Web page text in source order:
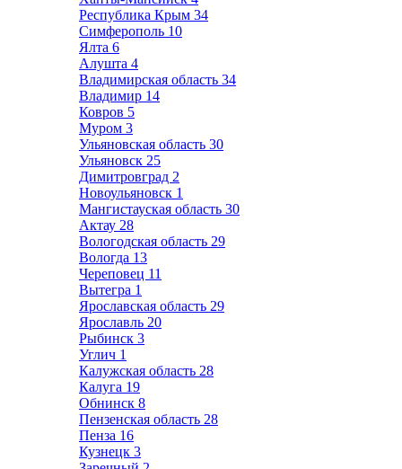
Республика Крым 34
Симферополь 10
Ялта 6
Алушта 4
Владимирская область 34
Владимир 14
Ковров 5
Муром 3
Ульяновская область 30
Ульяновск 25
Димитровград 2
Новоульяновск 1
Мангистауская область 30
Актау 28
Вологодская область 29
Вологда 13
Череповец 11
Вытегра 1
Ярославская область 29
Ярославль 20
Рыбинск 3
Углич 1
Калужская область 28
Калуга 19
Обнинск 8
Пензенская область 28
Пенза 16
Кузнецк 3